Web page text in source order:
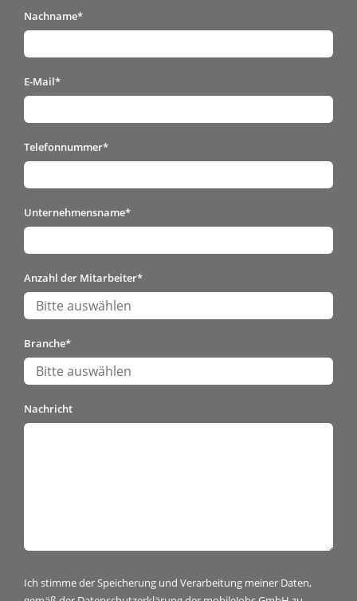
Nachname*
E-Mail*
Telefonnummer*
Unternehmensname*
Anzahl der Mitarbeiter*
Branche*
Nachricht
Ich stimme der Speicherung und Verarbeitung meiner Daten,